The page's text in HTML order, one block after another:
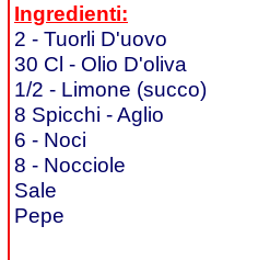
Ingredienti:
2 - Tuorli D'uovo
30 Cl - Olio D'oliva
1/2 - Limone (succo)
8 Spicchi - Aglio
6 - Noci
8 - Nocciole
Sale
Pepe